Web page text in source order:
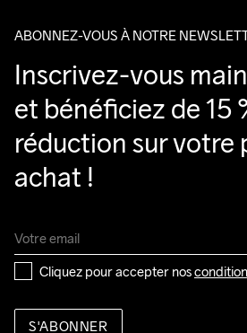
ABONNEZ-VOUS À NOTRE
Inscrivez-vous
et bénéficiez de 15
réduction sur votre
achat !
Cliquez pour accepter nos
S'ABONNER